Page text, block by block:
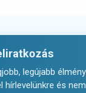
legújabb
hírlevelünkre és